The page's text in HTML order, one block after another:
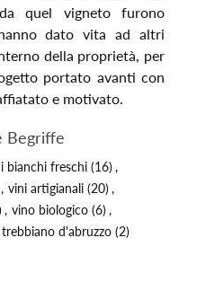
quel vigneto furono
dato vita ad altri
della proprietà, per
portato avanti con
e motivato.
Begriffe
bianchi freschi (16) ,
, vini artigianali (20) ,
, vino biologico (6) ,
trebbiano d'abruzzo (2)